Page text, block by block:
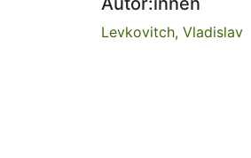
Levkovitch, Vladislav